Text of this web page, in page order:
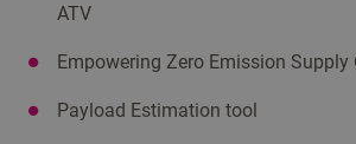
ATV
Empowering Zero Emission Supply
Payload Estimation tool